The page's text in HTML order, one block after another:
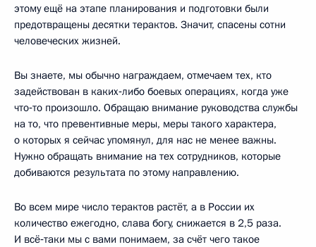
этому ещё на этапе планирования и подготовки были
предотвращены десятки терактов. Значит, спасены сотни
человеческих жизней.
Вы знаете, мы обычно награждаем, отмечаем тех, кто
задействован в каких‑либо боевых операциях, когда уже
что‑то произошло. Обращаю внимание руководства службы
на то, что превентивные меры, меры такого характера,
о которых я сейчас упомянул, для нас не менее важны.
Нужно обращать внимание на тех сотрудников, которые
добиваются результата по этому направлению.
Во всем мире число терактов растёт, а в России их
количество ежегодно, слава богу, снижается в 2,5 раза.
И всё‑таки мы с вами понимаем, за счёт чего такое